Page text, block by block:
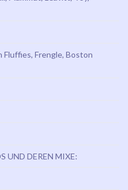
Fluffies, Frengle, Boston
UND DEREN MIXE: